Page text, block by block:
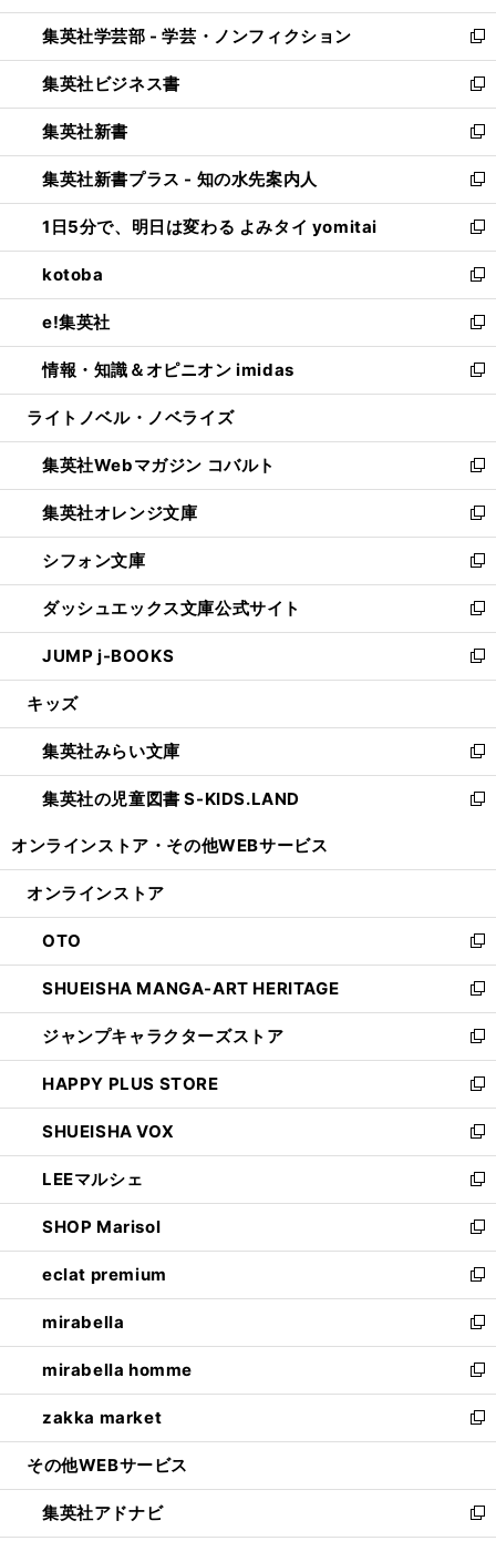
開
く
ウ
で
開
く
ン
ド
ウ
で
開
く
ウ
ィ
ン
ド
ウ
で
開
く
集英社学芸部 - 学芸・ノンフィクション
新
し
い
ウ
ィ
ン
ド
ウ
で
開
く
集英社ビジネス書
新
し
い
ウ
ィ
ン
ド
ウ
で
開
く
集英社新書
新
し
い
ウ
ィ
ン
ド
ウ
で
開
く
集英社新書プラス - 知の水先案内人
新
し
い
ウ
ィ
ン
ド
ウ
で
開
1日5分で、明日は変わる よみタイ yomitai
新
し
い
ウ
ィ
ン
ド
ウ
開
く
kotoba
新
し
い
ウ
ィ
ン
ウ
で
開
く
e!集英社
新
し
い
ウ
ン
ド
ウ
で
開
く
情報・知識＆オピニオン imidas
新
し
ウ
ィ
ン
ド
ウ
で
開
く
ライトノベル・ノベライズ
集英社Webマガジン コバルト
新
し
い
ウ
ィ
ン
ド
ウ
で
開
集英社オレンジ文庫
新
し
い
ウ
ィ
ン
ド
ウ
開
く
シフォン文庫
新
し
い
ウ
ィ
ン
ウ
で
開
く
ダッシュエックス文庫公式サイト
新
し
い
ウ
ン
ド
ウ
で
JUMP j-BOOKS
新
し
ウ
ィ
ン
ド
開
キッズ
集英社みらい文庫
新
し
い
ン
ウ
で
開
く
集英社の児童図書 S-KIDS.LAND
新
ウ
ン
ド
ウ
で
開
く
オンラインストア・ その他WEBサービス
オンラインストア
OTO
新
し
い
ウ
ィ
ン
ド
ウ
で
開
く
SHUEISHA MANGA-ART HERITAGE
新
し
い
ウ
ィ
ン
ド
ウ
で
開
く
ジャンプキャラクターズストア
新
し
い
ウ
ィ
ン
ド
ウ
で
開
く
HAPPY PLUS STORE
新
し
い
ウ
ィ
ン
ド
ウ
で
開
く
SHUEISHA VOX
新
し
い
ウ
ィ
ン
ド
ウ
で
開
く
LEEマルシェ
新
し
い
ウ
ィ
ン
ド
ウ
で
開
く
SHOP Marisol
新
し
い
ウ
ィ
ン
ド
ウ
で
開
eclat premium
新
し
い
ウ
ィ
ン
ド
ウ
開
く
mirabella
新
し
い
ウ
ィ
ン
ウ
で
開
mirabella homme
新
し
い
ウ
ン
ド
zakka market
新
し
ウ
ィ
その他WEBサービス
集英社アドナビ
新